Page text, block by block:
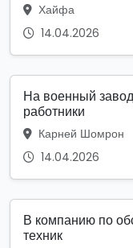
Хайфа
14.04.2026
На военный
работники
Карней Шомрон
14.04.2026
В компанию по
техник